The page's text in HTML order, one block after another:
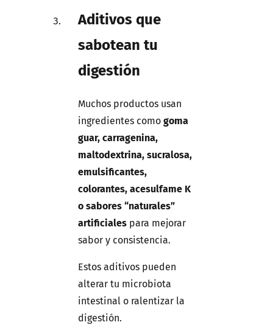
Aditivos que
sabotean tu
digestión
Muchos productos usan
ingredientes como goma
guar, carragenina,
maltodextrina, sucralosa,
emulsificantes,
colorantes, acesulfame K
o sabores “naturales”
artificiales para mejorar
sabor y consistencia.
Estos aditivos pueden
alterar tu microbiota
intestinal o ralentizar la
digestión.